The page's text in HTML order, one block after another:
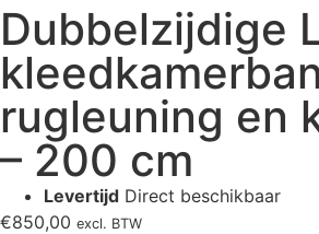
Dubbelzijdige
rugleuning en
– 200 cm
Levertijd Direct beschikbaar
€850,00 excl. BTW